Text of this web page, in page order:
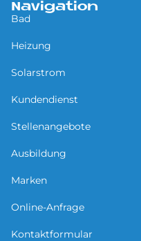
Navigation
Bad
Heizung
Solarstrom
Kundendienst
Stellenangebote
Ausbildung
Marken
Online-Anfrage
Kontaktformular